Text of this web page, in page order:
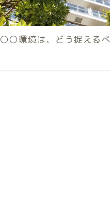
〇〇環境は、どう捉える